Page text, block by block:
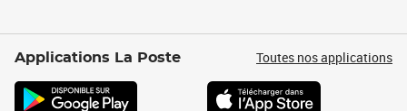
Applications La Poste Toutes nos applications